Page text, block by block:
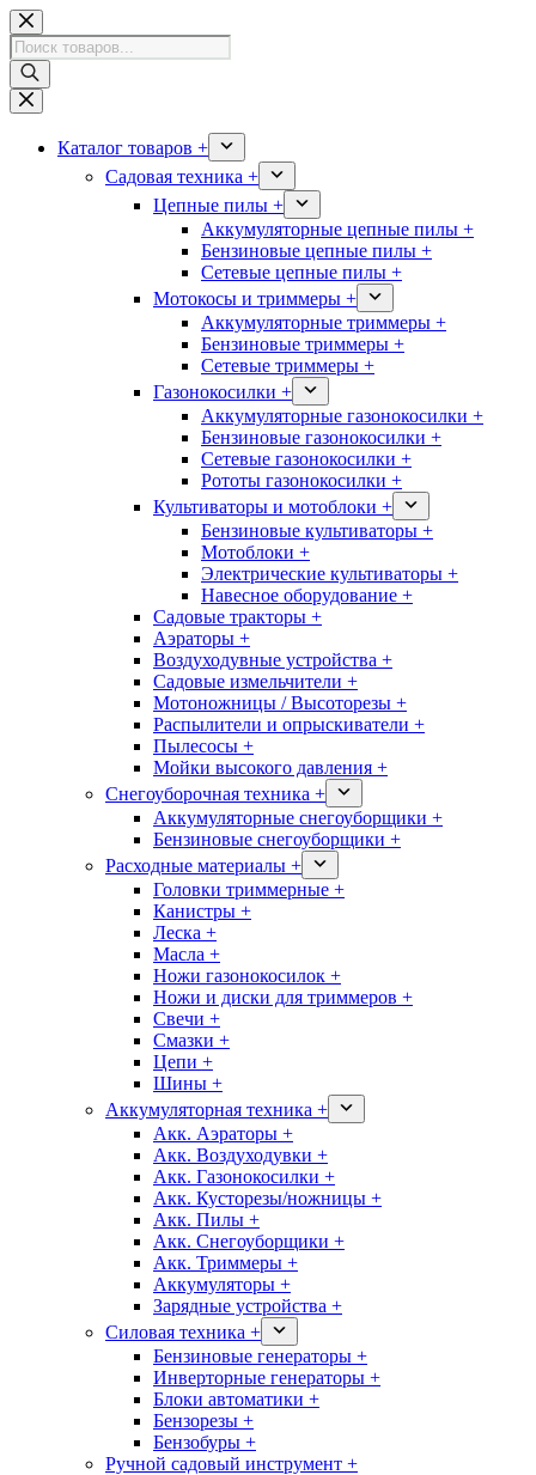
Перейти
к
сути
Поиск
товаров
Каталог товаров +
Садовая техника +
Цепные пилы +
Аккумуляторные цепные пилы +
Бензиновые цепные пилы +
Сетевые цепные пилы +
Мотокосы и триммеры +
Аккумуляторные триммеры +
Бензиновые триммеры +
Сетевые триммеры +
Газонокосилки +
Аккумуляторные газонокосилки +
Бензиновые газонокосилки +
Сетевые газонокосилки +
Рототы газонокосилки +
Культиваторы и мотоблоки +
Бензиновые культиваторы +
Мотоблоки +
Электрические культиваторы +
Навесное оборудование +
Садовые тракторы +
Аэраторы +
Воздуходувные устройства +
Садовые измельчители +
Мотоножницы / Высоторезы +
Распылители и опрыскиватели +
Пылесосы +
Мойки высокого давления +
Снегоуборочная техника +
Аккумуляторные снегоуборщики +
Бензиновые снегоуборщики +
Расходные материалы +
Головки триммерные +
Канистры +
Леска +
Масла +
Ножи газонокосилок +
Ножи и диски для триммеров +
Свечи +
Смазки +
Цепи +
Шины +
Аккумуляторная техника +
Акк. Аэраторы +
Акк. Воздуходувки +
Акк. Газонокосилки +
Акк. Кусторезы/ножницы +
Акк. Пилы +
Акк. Снегоуборщики +
Акк. Триммеры +
Аккумуляторы +
Зарядные устройства +
Силовая техника +
Бензиновые генераторы +
Инверторные генераторы +
Блоки автоматики +
Бензорезы +
Бензобуры +
Ручной садовый инструмент +